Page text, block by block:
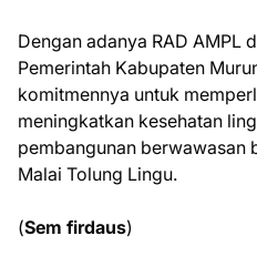
Dengan adanya RAD AMPL
Pemerintah Kabupaten
komitmennya untuk
meningkatkan kesehatan
pembangunan berwawasan
Malai Tolung Lingu.
(Sem firdaus)